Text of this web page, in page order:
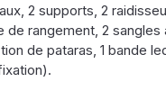
2 supports, 2
de rangement, 2 sangles
de pataras, 1 bande